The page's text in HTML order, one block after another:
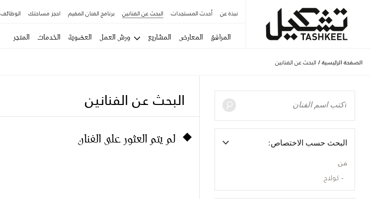
نبذة عن أحدث المستجدات البحث عن الفنانين برنامج الفنان المقيم احجز مساحتك الوظائف
المرافق المعارض المشاريع ورش العمل العضوية الخدمات المتجر
الصفحة الرئيسية / البحث عن الفنانين
البحث حسب الاختصاص:
فن
كولاج
البحث عن الفنانين
لم يتم العثور على الفنان